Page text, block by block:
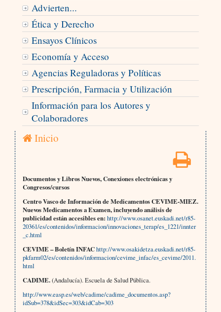
Advierten...
Ética y Derecho
Ensayos Clínicos
Economía y Acceso
Agencias Reguladoras y Políticas
Prescripción, Farmacia y Utilización
Información para los Autores y
Colaboradores
Inicio
Documentos y Libros Nuevos, Conexiones electrónicas y
Congresos/cursos
Centro Vasco de Información de Medicamentos CEVIME-MIEZ.
Nuevos Medicamentos a Examen, incluyendo análisis de
publicidad están accesibles en: http://www.osanet.euskadi.net/r85-
20361/es/contenidos/informacion/innovaciones_terap/es_1221/innter
_c.html
CEVIME – Boletín INFAChttp://www.osakidetza.euskadi.net/r85-
pkfarm02/es/contenidos/informacion/cevime_infac/es_cevime/2011.
html
CADIME.(Andalucía). Escuela de Salud Pública.
http://www.easp.es/web/cadime/cadime_documentos.asp?
idSub=378&idSec=303&idCab=303